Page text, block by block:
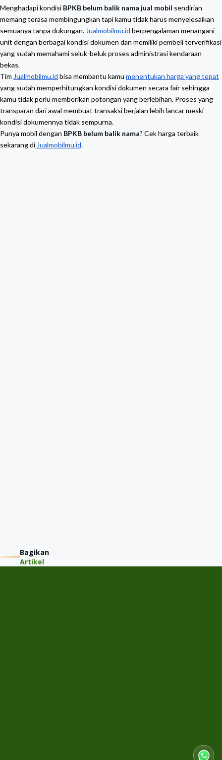
Menghadapi kondisi BPKB belum balik nama jual mobil sendirian
memang terasa membingungkan tapi kamu tidak harus menyelesaikan
semuanya tanpa dukungan. Jualmobilmu.id berpengalaman menangani
unit dengan berbagai kondisi dokumen dan memiliki pembeli terverifikasi
yang sudah memahami seluk-beluk proses administrasi kendaraan
bekas.
Tim Jualmobilmu.id bisa membantu kamu menentukan harga yang tepat
yang sudah memperhitungkan kondisi dokumen secara fair sehingga
kamu tidak perlu memberikan potongan yang berlebihan. Proses yang
transparan dari awal membuat transaksi berjalan lebih lancar meski
kondisi dokumennya tidak sempurna.
Punya mobil dengan BPKB belum balik nama? Cek harga terbaik
sekarang di Jualmobilmu.id.
Bagikan
Artikel
Ruko Woodlake 5 No 2, Alam Sutera, RT: 002/003, Panunggangan Utara, Kec. Pinang,